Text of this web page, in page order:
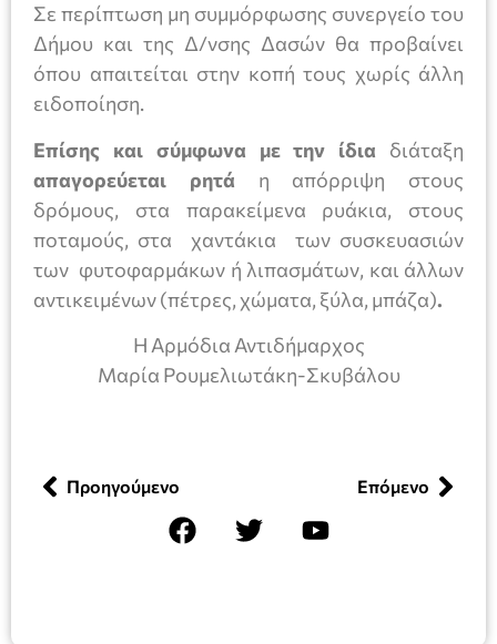
Σε περίπτωση μη συμμόρφωσης συνεργείο του
Δήμου και της Δ/νσης Δασών θα προβαίνει
όπου απαιτείται στην κοπή τους χωρίς άλλη
ειδοποίηση.
Επίσης και σύμφωνα με την ίδια διάταξη
απαγορεύεται ρητά η απόρριψη στους
δρόμους, στα παρακείμενα ρυάκια, στους
ποταμούς, στα χαντάκια των συσκευασιών
των φυτοφαρμάκων ή λιπασμάτων, και άλλων
αντικειμένων (πέτρες, χώματα, ξύλα, μπάζα).
Η Αρμόδια Αντιδήμαρχος
Μαρία Ρουμελιωτάκη-Σκυβάλου
Προηγούμενο Επόμενο